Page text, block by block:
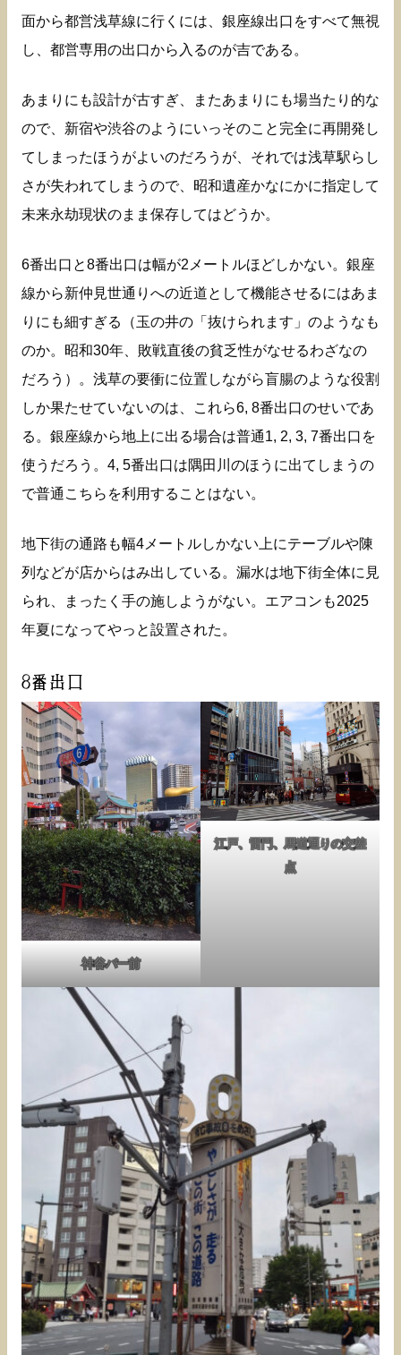
面から都営浅草線に行くには、銀座線出口をすべて無視
し、都営専用の出口から入るのが吉である。
あまりにも設計が古すぎ、またあまりにも場当たり的な
ので、新宿や渋谷のようにいっそのこと完全に再開発し
てしまったほうがよいのだろうが、それでは浅草駅らし
さが失われてしまうので、昭和遺産かなにかに指定して
未来永劫現状のまま保存してはどうか。
6番出口と8番出口は幅が2メートルほどしかない。銀座
線から新仲見世通りへの近道として機能させるにはあま
りにも細すぎる（玉の井の「抜けられます」のようなも
のか。昭和30年、敗戦直後の貧乏性がなせるわざなの
だろう）。浅草の要衝に位置しながら盲腸のような役割
しか果たせていないのは、これら6, 8番出口のせいであ
る。銀座線から地上に出る場合は普通1, 2, 3, 7番出口を
使うだろう。4, 5番出口は隅田川のほうに出てしまうの
で普通こちらを利用することはない。
地下街の通路も幅4メートルしかない上にテーブルや陳
列などが店からはみ出している。漏水は地下街全体に見
られ、まったく手の施しようがない。エアコンも2025
年夏になってやっと設置された。
8番出口
神谷バー前
江戸、雷門、馬道通りの交差
点